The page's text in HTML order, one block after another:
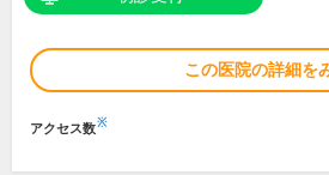
この医院の詳細を
アクセス数※